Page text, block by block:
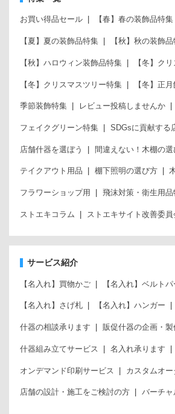
お買い得品セール 【春】春の装飾品特集
【夏】夏の装飾品特集 【秋】秋の装飾
【秋】ハロウィン装飾品特集 【冬】ク
【冬】クリスマスツリー特集 【冬】正
季節装飾特集 レビュー投稿しませんか
フェイクグリーン特集 SDGsに貢献する
店舗什器を選ぼう 間違えない！木棚の選
テイクアウト用品 棚下照明の選び方
フラワーショップ用 飛沫対策・衛生用品
ストエキコラム ストエキサイト改善委員
サービス紹介
【名入れ】買物かご 【名入れ】ベルト
【名入れ】さげ札 【名入れ】ハンガー
什器の相談承ります 販促什器の企画・製
什器組み立てサービス 名入れ承ります
オンデマンド印刷サービス カスタムオー
店舗の設計・施工をご検討の方 バーチャ